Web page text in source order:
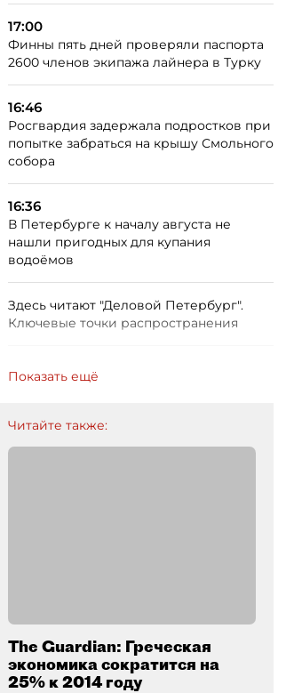
17:00
Финны пять дней проверяли паспорта
2600 членов экипажа лайнера в Турку
16:46
Росгвардия задержала подростков при
попытке забраться на крышу Смольного
собора
16:36
В Петербурге к началу августа не
нашли пригодных для купания
водоёмов
Здесь читают "Деловой Петербург".
Ключевые точки распространения
Показать ещё
Читайте также:
The Guardian: Греческая
экономика сократится на
25% к 2014 году